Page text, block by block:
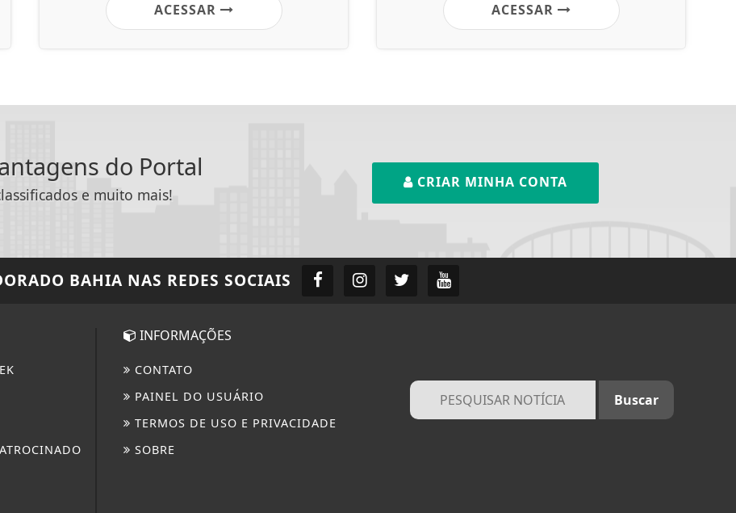
ACESSAR ACESSAR
do Portal
e muito mais!
CRIAR MINHA CONTA
BAHIA NAS REDES SOCIAIS
INFORMAÇÕES
CONTATO
PAINEL DO USUÁRIO
TERMOS DE USO E PRIVACIDADE
SOBRE